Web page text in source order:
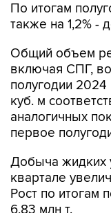
По итогам
также на 1,2% -
Общий объем
включая СПГ,
полугодии 2024
куб. м
аналогичных
первое
Добыча жидких
квартале
Рост по итогам